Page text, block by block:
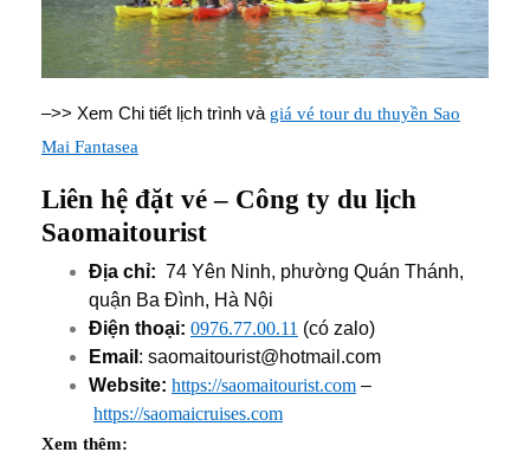
–>> Xem Chi tiết lịch trình và giá vé tour du thuyền Sao
Mai Fantasea
Liên hệ đặt vé – Công ty du lịch
Saomaitourist
Địa chỉ: 74 Yên Ninh, phường Quán Thánh,
quận Ba Đình, Hà Nội
Điện thoại: 0976.77.00.11 (có zalo)
Email : saomaitourist@hotmail.com
Website: https://saomaitourist.com –
https://saomaicruises.com
Xem thêm: